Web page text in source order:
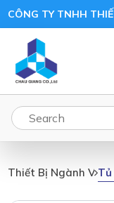
Thiết Bị Ngành ViTủ